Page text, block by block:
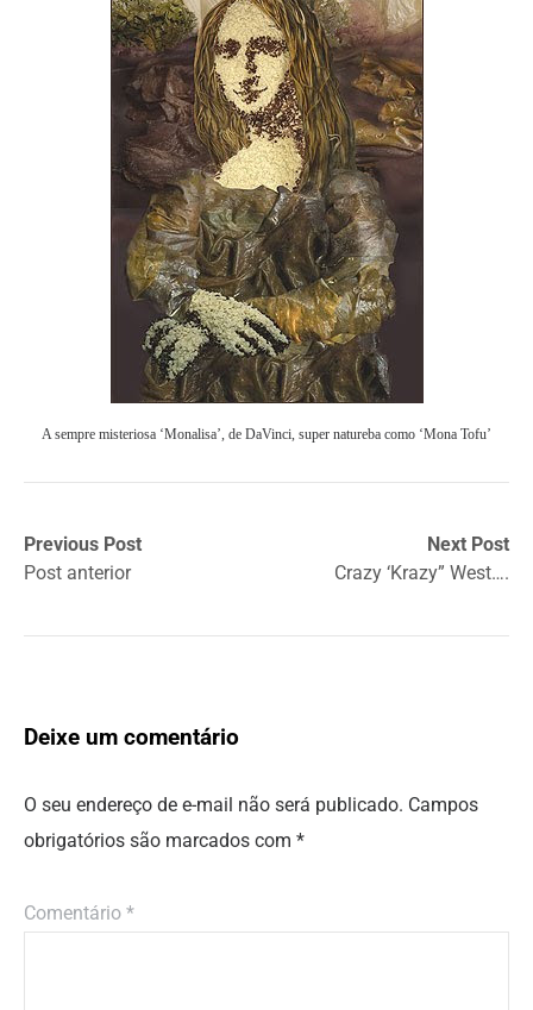
A sempre misteriosa ‘Monalisa’, de DaVinci, super natureba como ‘Mona Tofu’
Previous Post
Post anterior
Next Post
Crazy ‘Krazy” West….
Deixe um comentário
O seu endereço de e-mail não será publicado. Campos
obrigatórios são marcados com *
Comentário *